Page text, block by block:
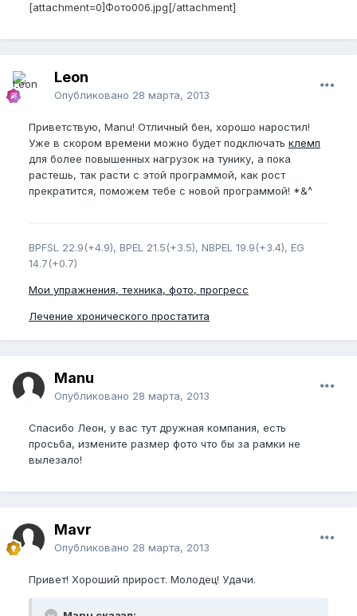
[attachment=0]Фото006.jpg[/attachment]
Leon
Опубликовано 28 марта, 2013
Приветствую, Manu! Отличный бен, хорошо наростил!
Уже в скором времени можно будет подключать клемп
для более повышенных нагрузок на тунику, а пока
растешь, так расти с этой программой, как рост
прекратится, поможем тебе c новой программой! *&^
BPFSL 22.9(+4.9), BPEL 21.5(+3.5), NBPEL 19.9(+3.4), EG
14.7(+0.7)
Мои упражнения, техника, фото, прогресс
Лечение хронического простатита
Manu
Опубликовано 28 марта, 2013
Спасибо Леон, у вас тут дружная компания, есть
просьба, измените размер фото что бы за рамки не
вылезало!
Mavr
Опубликовано 28 марта, 2013
Привет! Хороший прирост. Молодец! Удачи.